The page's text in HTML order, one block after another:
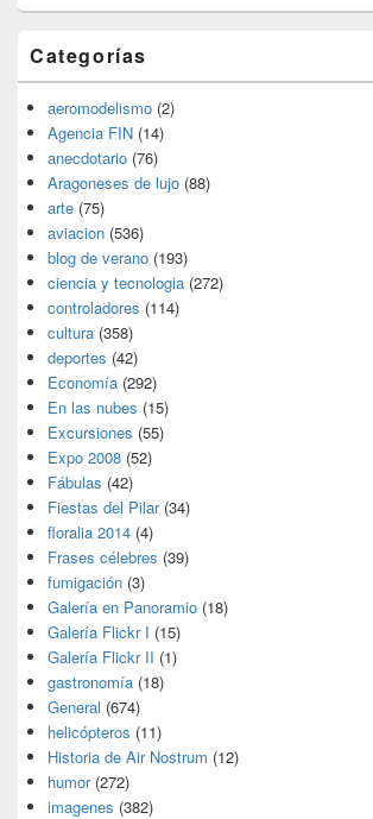
Categorías
aeromodelismo (2)
Agencia FIN (14)
anecdotario (76)
Aragoneses de lujo (88)
arte (75)
aviacion (536)
blog de verano (193)
ciencia y tecnologia (272)
controladores (114)
cultura (358)
deportes (42)
Economía (292)
En las nubes (15)
Excursiones (55)
Expo 2008 (52)
Fábulas (42)
Fiestas del Pilar(34)
floralia 2014 (4)
Frases célebres (39)
fumigación (3)
Galería en Panoramio (18)
Galería Flickr I (15)
Galería Flickr II (1)
gastronomía (18)
General (674)
helicópteros (11)
Historia de Air Nostrum (12)
humor(272)
imagenes (382)